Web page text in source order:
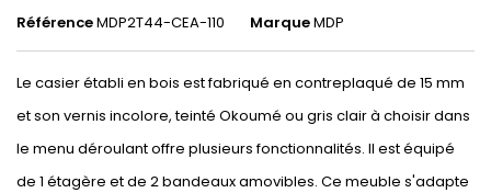
RéférenceMDP2T44-CEA-110 MarqueMDP
Le casier établi en bois est fabriqué en contreplaqué de 15 mm
et son vernis incolore, teinté Okoumé ou gris clair à choisir dans
le menu déroulant offre plusieurs fonctionnalités. Il est équipé
de 1 étagère et de 2 bandeaux amovibles. Ce meuble s'adapte